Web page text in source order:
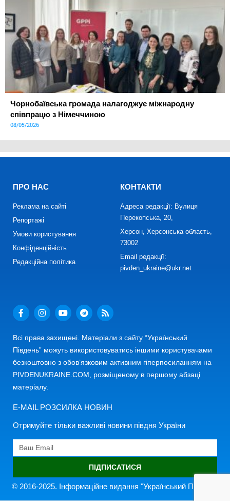
Чорнобаївська громада налагоджує міжнародну
співпрацю з Німеччиною
08/05/2026
ПРО НАС
Реклама на сайті
Репортажі
Умови користування
Конфіденційність
Редакційна політика
КОНТАКТИ
Адреса редакції: Вулиця
Перекопська, 20,
Херсон, Херсонська область,
73002
Email редакції:
pivden_ukraine@ukr.net
Всі права захищені. Матеріали з сайту “Український
Південь” можуть використовуватись іншими користувачами
безкоштовно з обов’язковим активним гіперпосиланням на
PIVDENUKRAINE.COM, розміщеному в першому абзаці
матеріалу.
E-MAIL РОЗСИЛКА НОВИН
Отримуйте тільки важливі новини півдня України
ПІДПИСАТИСЯ
© 2016-2025. Інформаційне видання "Український Південь"